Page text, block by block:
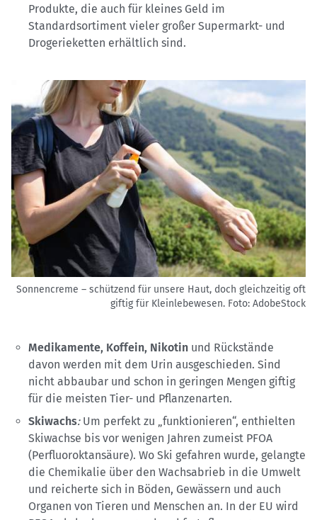
Produkte, die auch für kleines Geld im
Standardsortiment vieler großer Supermarkt- und
Drogerieketten erhältlich sind.
Sonnencreme – schützend für unsere Haut, doch gleichzeitig oft
giftig für Kleinlebewesen. Foto: AdobeStock
Medikamente, Koffein, Nikotin und Rückstände
davon werden mit dem Urin ausgeschieden. Sind
nicht abbaubar und schon in geringen Mengen giftig
für die meisten Tier- und Pflanzenarten.
Skiwachs:Um perfekt zu „funktionieren“, enthielten
Skiwachse bis vor wenigen Jahren zumeist PFOA
(Perfluoroktansäure). Wo Ski gefahren wurde, gelangte
die Chemikalie über den Wachsabrieb in die Umwelt
und reicherte sich in Böden, Gewässern und auch
Organen von Tieren und Menschen an. In der EU wird